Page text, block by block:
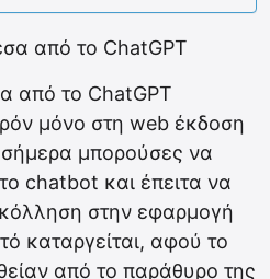
από το ChatGPT
από το ChatGPT
μόνο στη web έκδοση
μπορούσες να
chatbot και έπειτα να
στην εφαρμογή
καταργείται, αφού το
από το παράθυρο της